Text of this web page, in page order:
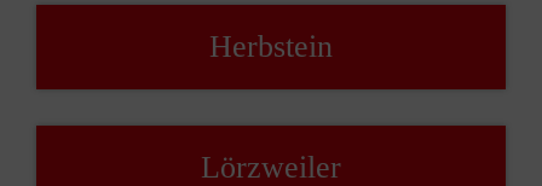
Herbstein
Lörzweiler